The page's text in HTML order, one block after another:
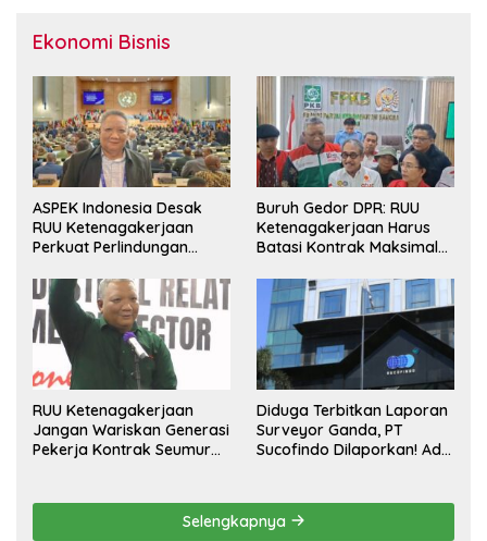
Ekonomi Bisnis
ASPEK Indonesia Desak
RUU Ketenagakerjaan
Perkuat Perlindungan
Pesangon
Buruh Gedor DPR: RUU
Ketenagakerjaan Harus
Batasi Kontrak Maksimal
Berbasis KHL
RUU Ketenagakerjaan
Jangan Wariskan Generasi
Pekerja Kontrak Seumur
Diduga Terbitkan Laporan
Surveyor Ganda, PT
Sucofindo Dilaporkan! Ada
Selengkapnya